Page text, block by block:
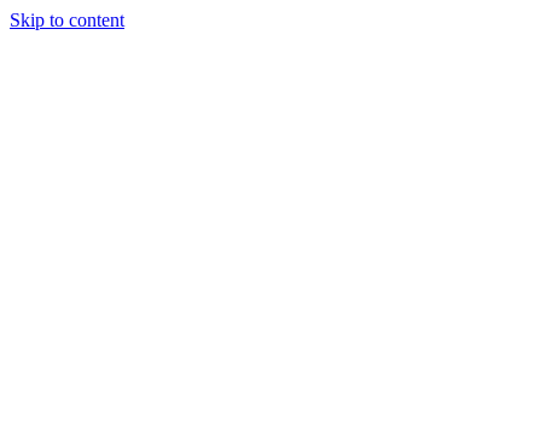
Skip to content